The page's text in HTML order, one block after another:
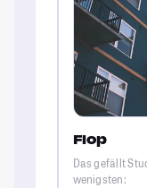
Flop
Das gefällt
wenigsten: